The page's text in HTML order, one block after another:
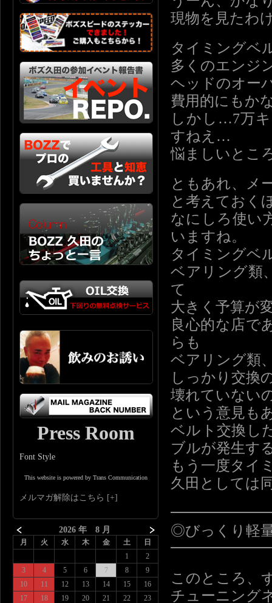
現物を見たわ
タイミングベ
多くのエンジ
ヘッドのオー
費用的にもか
しかし…7万
すねえ…
悩ましいとこ
ともあれ、メ
と考えておく
なにしろ使い
いますね。
タイミングベ
ベアリング類
て
大きく予算が
良心的な店で
らも
ベアリング類
しっかり交換
壊れていない
という意見も
ベルト交換し
ブルが発生す
もう一度タイ
久田としては
◎びっくり軽
このところ、
チューニング
Press Room
Font Style
This website is powered by Trans Communication
メルマガ解除はこちら
2026 年 8 月
月 火 水 木 金 土
日
1
2
3
4 5 6 7 8
9
10
11 12 13 14 15
16
17
18 19 20 21 22 23